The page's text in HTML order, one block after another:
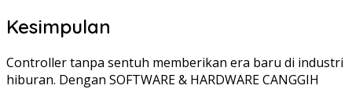
Kesimpulan
Controller tanpa sentuh memberikan era baru di industri
hiburan. Dengan SOFTWARE & HARDWARE CANGGIH